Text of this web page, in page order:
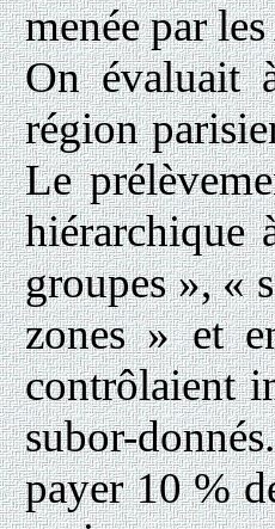
menée par
On évaluait
région
Le
hiérarchique
groupes », «
zones » et
contrôlaient
subor-
payer 10 %